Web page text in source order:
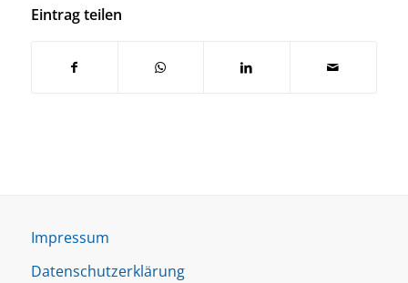
Eintrag teilen
Impres­sum
Daten­schutz­er­klä­rung